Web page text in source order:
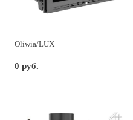
Oliwia/LUX
0 руб.